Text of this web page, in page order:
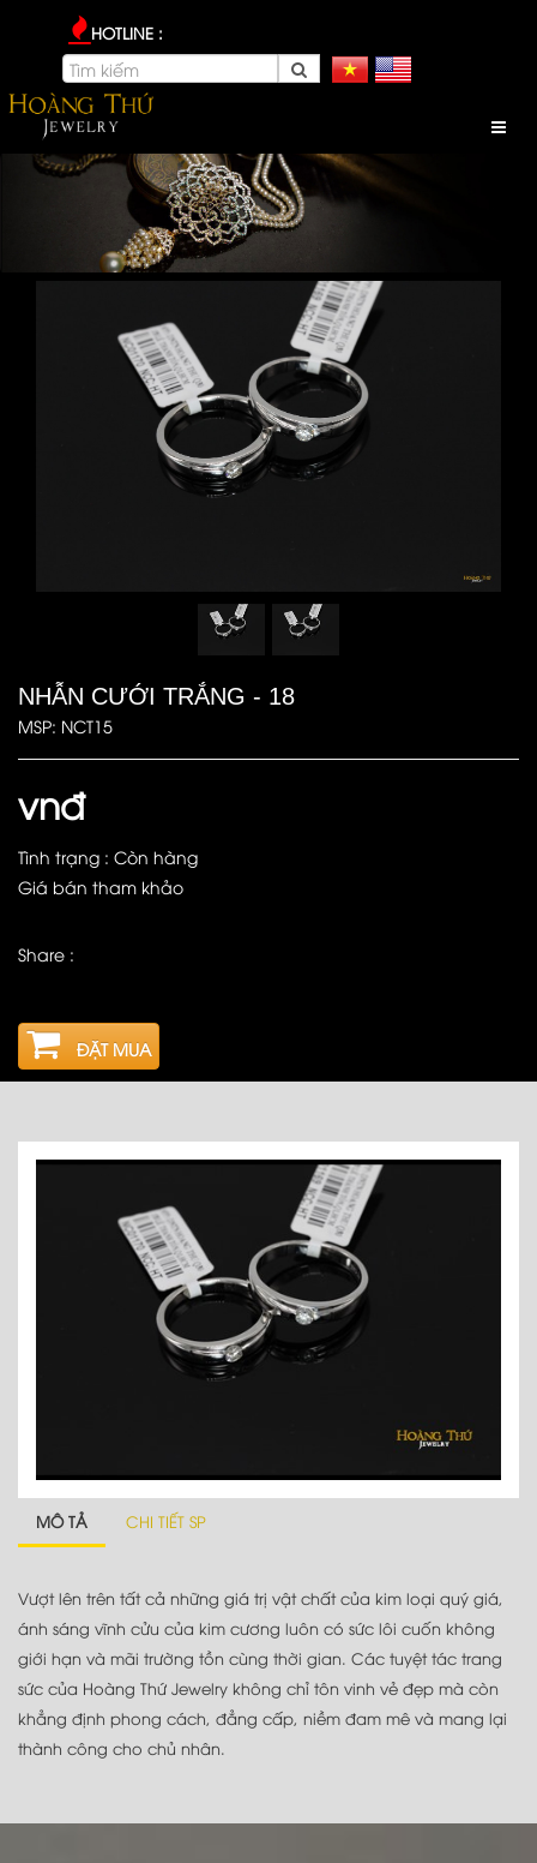
HOTLINE :
NHẪN CƯỚI TRẮNG - 18
MSP: NCT15
vnđ
Tình trạng : Còn hàng
Giá bán tham khảo
Share :
ĐẶT MUA
MÔ TẢ CHI TIẾT SP
Vượt lên trên tất cả những giá trị vật chất của kim loại quý giá,
ánh sáng vĩnh cửu của kim cương luôn có sức lôi cuốn không
giới hạn và mãi trường tồn cùng thời gian. Các tuyệt tác trang
sức của Hoàng Thứ Jewelry không chỉ tôn vinh vẻ đẹp mà còn
khẳng định phong cách, đẳng cấp, niềm đam mê và mang lại
thành công cho chủ nhân.